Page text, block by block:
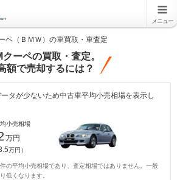
メニュー
ペ（ＢＭＷ）の車買取・車査定
クーペの買取・査定。
額で売却するには？
タが少ないため中古車平均小売相場を表示し
小売相場
万円
万円）
の平均小売相場であり、査定相場ではありません。一般
低くなります。